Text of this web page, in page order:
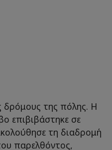
δρόμους της πόλης. Η
επιβιβάστηκε σε
τη διαδρομή
παρελθόντος,